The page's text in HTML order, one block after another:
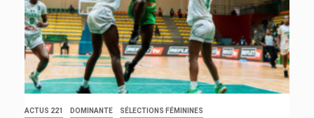
ACTUS 221 DOMINANTE
SÉLECTIONS FÉMININES